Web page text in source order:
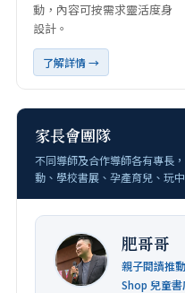
動，內容可按需求靈活度身
設計。
了解詳情 →
家長會團隊
不同導師及合作導師各有專長
動、學校書展、孕產育兒、玩
肥哥哥
親子閱讀推
Shop 兒童書